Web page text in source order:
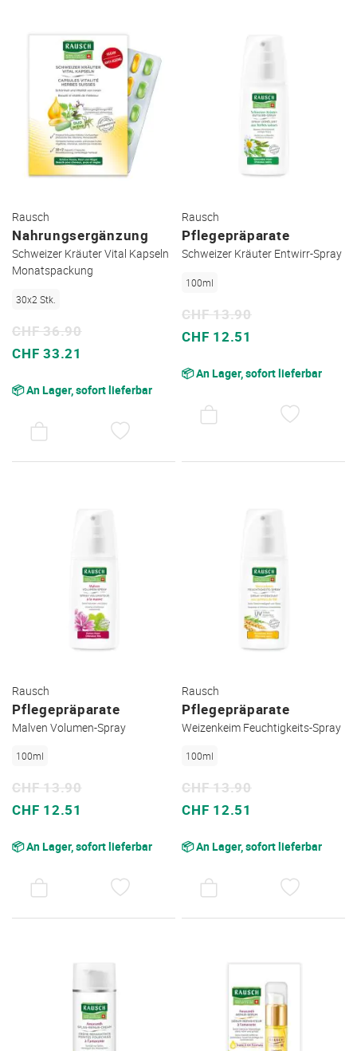
Rausch
Nahrungsergänzung
Schweizer Kräuter Vital Kapseln
Monatspackung
30x2 Stk.
Sonderpreis
CHF 33.21
CHF 36.90
📦 An Lager, sofort lieferbar
Rausch
Pflegepräparate
Schweizer Kräuter Entwirr-Spray
100ml
Sonderpreis
CHF 12.51
CHF 13.90
📦 An Lager, sofort lieferbar
Rausch
Pflegepräparate
Malven Volumen-Spray
100ml
Sonderpreis
CHF 12.51
CHF 13.90
📦 An Lager, sofort lieferbar
Rausch
Pflegepräparate
Weizenkeim Feuchtigkeits-Spray
100ml
Sonderpreis
CHF 12.51
CHF 13.90
📦 An Lager, sofort lieferbar